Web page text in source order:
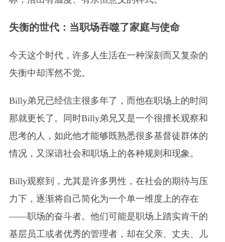
失衡的世代：当职场吞噬了家庭与使命
今天这个时代，许多人生活在一种深刻而又复杂的
失衡中却浑然不觉。
Billy弟兄已经信主很多年了，而他在职场上的时间
那就更长了。同时Billy弟兄又是一个很擅长观察和
思考的人，如此他才能够既熟悉很多基督徒群体的
情况，又深谙社会和职场上的各种规则和现象。
Billy观察到，尤其是许多男性，在社会的期待与压
力下，逐渐将自己简化为一个单一维度上的存在
——职场的奋斗者。他们可能是职场上踏实肯干的
基层员工或者优秀的管理者，却在父亲、丈夫、儿